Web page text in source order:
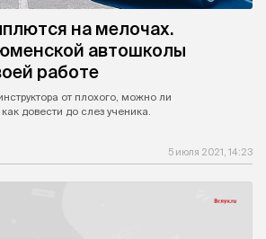
на мелочах.
автошколы
работе
от плохого, можно ли
довести до слез ученика.
5 июля 2021, 14:23